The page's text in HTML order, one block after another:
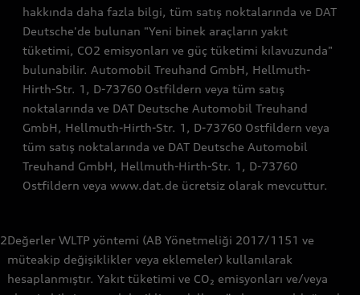
hakkında daha fazla bilgi, tüm satış noktalarında ve DAT
Deutsche'de bulunan "Yeni binek araçların yakıt
tüketimi, CO2 emisyonları ve güç tüketimi kılavuzunda"
bulunabilir. Automobil Treuhand GmbH, Hellmuth-
Hirth-Str. 1, D-73760 Ostfildern veya tüm satış
noktalarında ve DAT Deutsche Automobil Treuhand
GmbH, Hellmuth-Hirth-Str. 1, D-73760 Ostfildern veya
tüm satış noktalarında ve DAT Deutsche Automobil
Treuhand GmbH, Hellmuth-Hirth-Str. 1, D-73760
Ostfildern veya www.dat.de ücretsiz olarak mevcuttur.
2Değerler WLTP yöntemi (AB Yönetmeliği 2017/1151 ve
müteakip değişiklikler veya eklemeler) kullanılarak
hesaplanmıştır. Yakıt tüketimi ve CO₂ emisyonları ve/veya